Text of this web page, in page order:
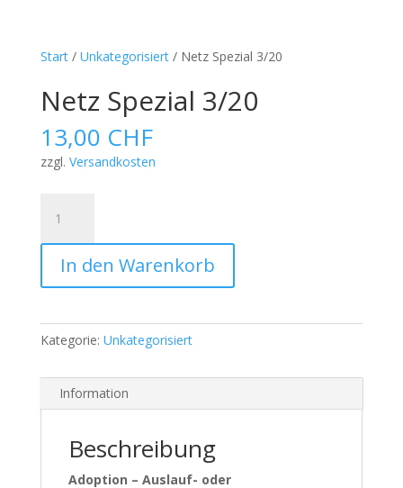
Start/ Unkategorisiert/ Netz Spezial 3/20
Netz Spezial 3/20
13,00 CHF
zzgl. Versandkosten
Spezial
3/20
MengeIn den Warenkorb
Kategorie: Unkategorisiert
Information
Beschreibung
Adoption – Auslauf- oder